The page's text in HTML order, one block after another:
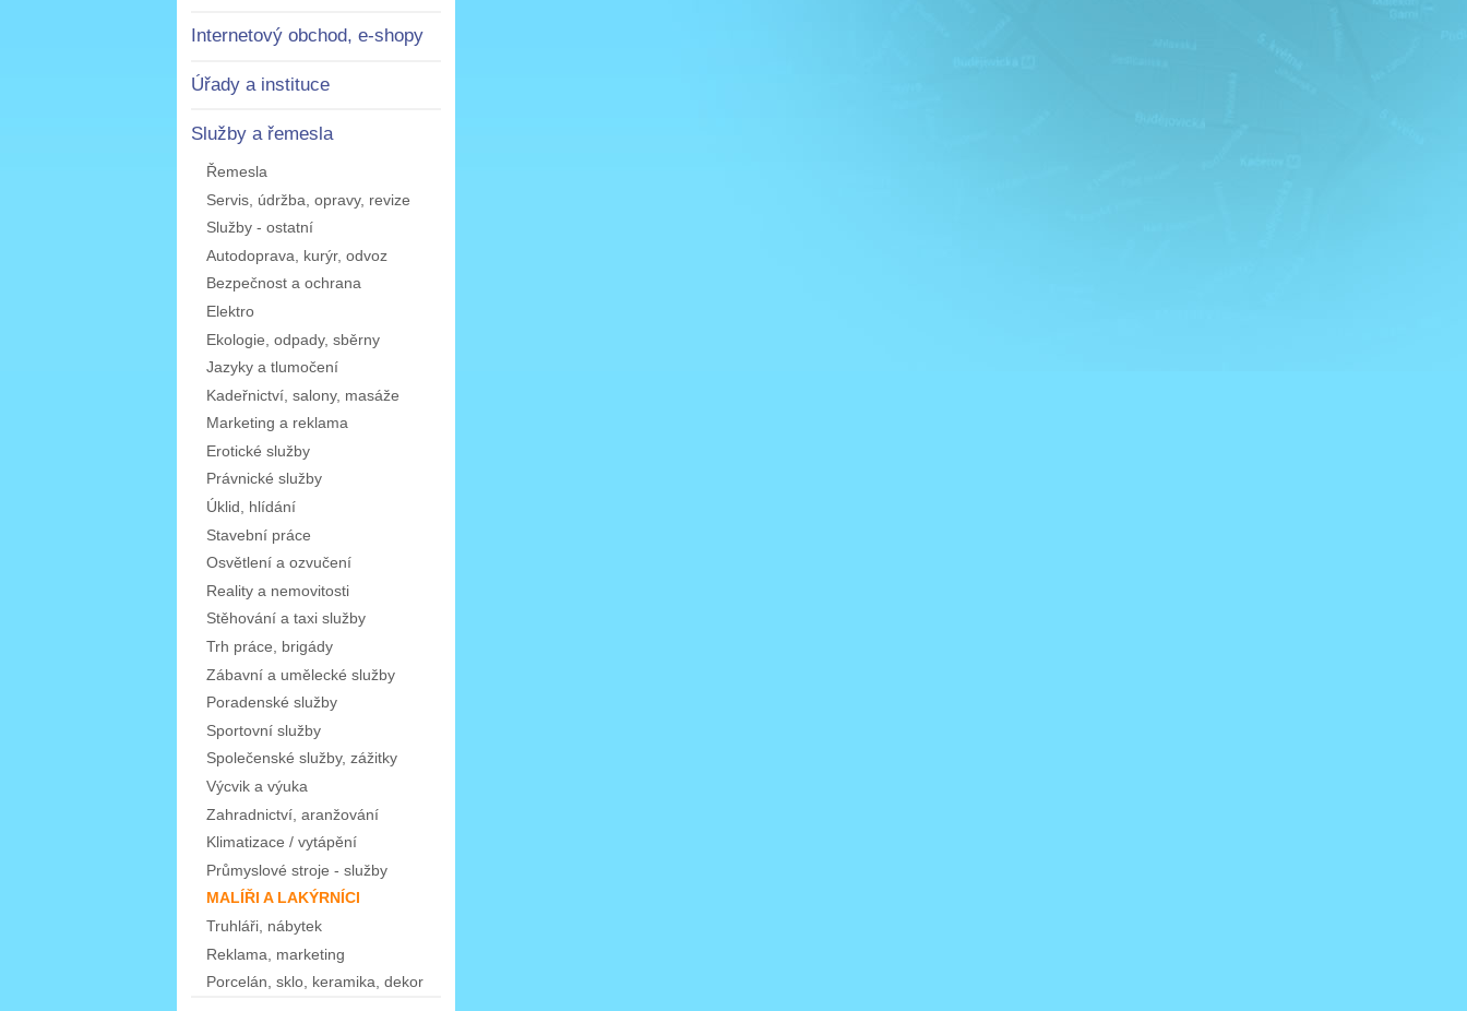
Internetový obchod, e-shopy
Úřady a instituce
Služby a řemesla
Řemesla
Servis, údržba, opravy, revize
Služby - ostatní
Autodoprava, kurýr, odvoz
Bezpečnost a ochrana
Elektro
Ekologie, odpady, sběrny
Jazyky a tlumočení
Kadeřnictví, salony, masáže
Marketing a reklama
Erotické služby
Právnické služby
Úklid, hlídání
Stavební práce
Osvětlení a ozvučení
Reality a nemovitosti
Stěhování a taxi služby
Trh práce, brigády
Zábavní a umělecké služby
Poradenské služby
Sportovní služby
Společenské služby, zážitky
Výcvik a výuka
Zahradnictví, aranžování
Klimatizace / vytápění
Průmyslové stroje - služby
MALÍŘI A LAKÝRNÍCI
Truhláři, nábytek
Reklama, marketing
Porcelán, sklo, keramika, dekor